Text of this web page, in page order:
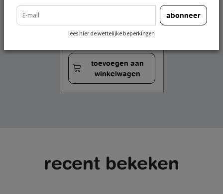
nijntje holland
toevoegen aan
winkelwagen
recent bekeken
e-mail
abonneer
lees hier de wettelijke beperkingen